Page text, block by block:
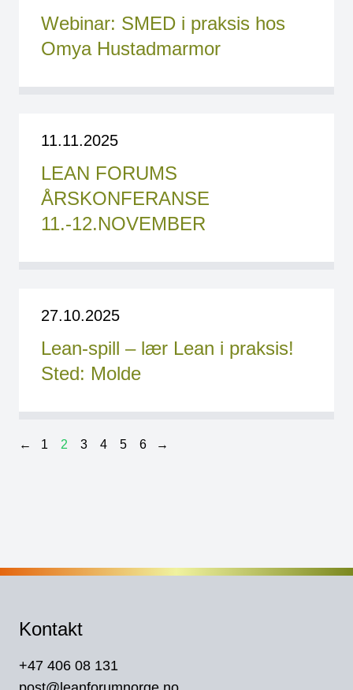
Webinar: SMED i praksis hos
Omya Hustadmarmor
11.11.2025
LEAN FORUMS
ÅRSKONFERANSE
11.-12.NOVEMBER
27.10.2025
Lean-spill – lær Lean i praksis!
Sted: Molde
← 1 2 3 4 5 6 →
Kontakt
+47 406 08 131